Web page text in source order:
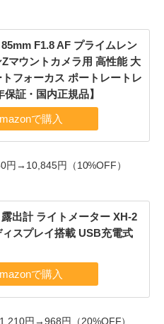
F1.8 AF プライムレン
Zマウントカメラ用 高性能 大
フォーカス ポートレートレ
保証・国内正規品】
円→10,845円（10%OFF）
出計 ライトメーター XH-2
スプレイ搭載 USB充電式
円→968円（20%OFF）